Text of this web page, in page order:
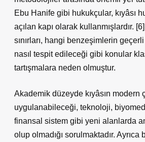
Ebu Hanife gibi hukukçular, kıyâsı
açılan kapı olarak kullanmışlardır.
sınırları, hangi benzeşimlerin
nasıl tespit edileceği gibi konular
tartışmalara neden olmuştur.
Akademik düzeyde kıyâsın modern
uygulanabileceği, teknoloji,
finansal sistem gibi yeni alanlarda
olup olmadığı sorulmaktadır. Ayrıca